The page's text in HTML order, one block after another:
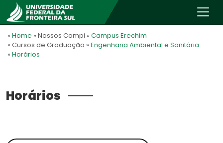
» Home » Nossos Campi » Campus Erechim
» Cursos de Graduação » Engenharia Ambiental e Sanitária
» Horários
Horários